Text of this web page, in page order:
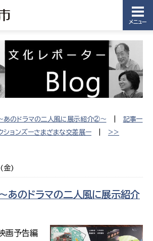
メニュー
あのドラマの二人風に展示紹介②〜
記事一
ションズーさまざまな交差展ー >>
金)
あのドラマの二人風に展示紹介
画予告編